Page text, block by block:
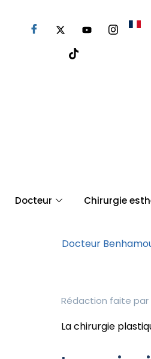
Docteur Chirurgie
Docteur
Rédaction faite par
La chirurgie